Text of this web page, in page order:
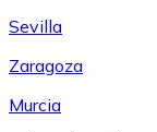
Sevilla
Zaragoza
Murcia